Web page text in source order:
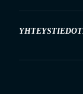
YHTEYSTIEDOT